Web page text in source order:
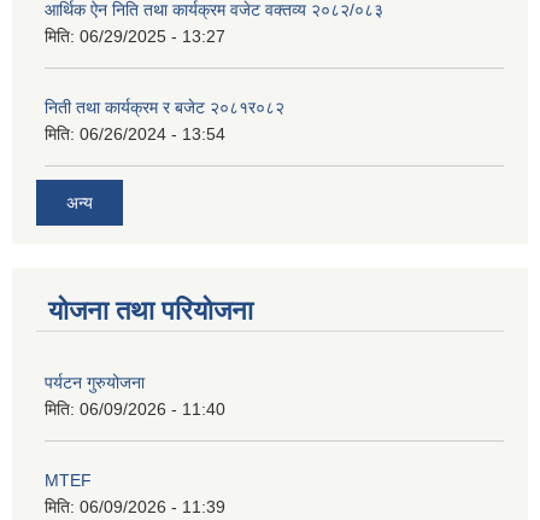
आर्थिक ऐन निति तथा कार्यक्रम वजेट वक्तव्य २०८२/०८३
मिति: 06/29/2025 - 13:27
निती तथा कार्यक्रम र बजेट २०८१र०८२
मिति: 06/26/2024 - 13:54
अन्य
योजना तथा परियोजना
पर्यटन गुरुयोजना
मिति: 06/09/2026 - 11:40
MTEF
मिति: 06/09/2026 - 11:39